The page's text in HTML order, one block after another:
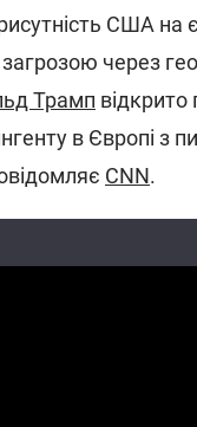
США на
через
Трамп відкрито
в Європі з
CNN.